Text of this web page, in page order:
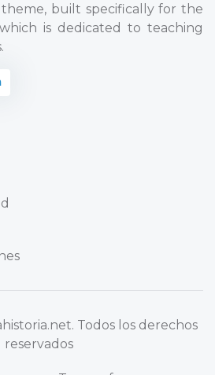
built specifically for the
is dedicated to teaching
. Todos los derechos
reservados